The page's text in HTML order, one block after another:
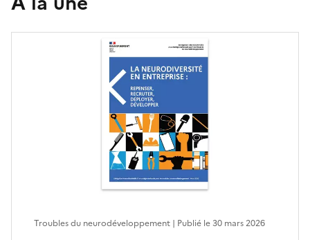
Troubles du neurodéveloppement | Publié le30 mars 2026